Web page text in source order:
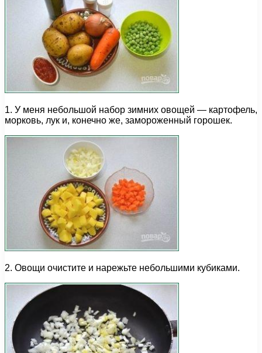
1. У меня небольшой набор зимних овощей — картофель,
морковь, лук и, конечно же, замороженный горошек.
2. Овощи очистите и нарежьте небольшими кубиками.